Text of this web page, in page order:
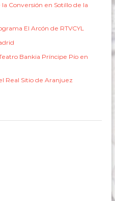
Conversión en Sotillo de la
El Arcón de RTVCYL
Bankia Príncipe Pío en
Real Sitio de Aranjuez